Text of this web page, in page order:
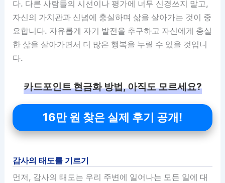
다. 다른 사람들의 시선이나 평가에 너무 신경쓰지 말고,
자신의 가치관과 신념에 충실하며 삶을 살아가는 것이 중
요합니다. 자유롭게 자기 발전을 추구하고 자신에게 충실
한 삶을 살아가면서 더 많은 행복을 누릴 수 있을 것입니
다.
카드포인트 현금화 방법, 아직도 모르세요?
16만 원 찾은 실제 후기 공개!
감사의 태도를 기르기
먼저, 감사의 태도는 우리 주변에 일어나는 모든 일에 대